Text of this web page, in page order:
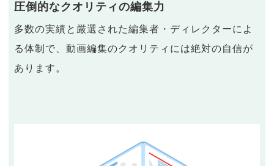
圧倒的なクオリティの編集力
多数の実績と厳選された編集者・ディレクターによ
る体制で、動画編集のクオリティには絶対の自信が
あります。